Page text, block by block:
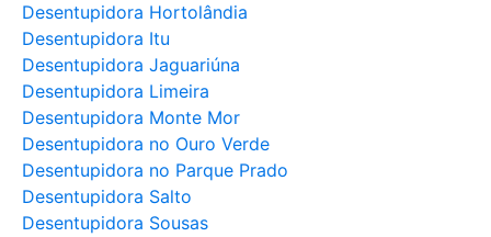
Desentupidora Hortolândia
Desentupidora Itu
Desentupidora Jaguariúna
Desentupidora Limeira
Desentupidora Monte Mor
Desentupidora no Ouro Verde
Desentupidora no Parque Prado
Desentupidora Salto
Desentupidora Sousas